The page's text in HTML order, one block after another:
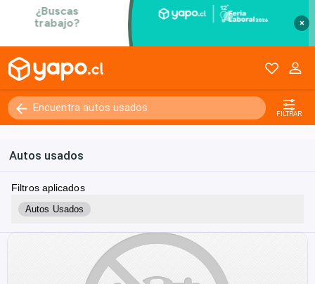
×
FILTRAR
Autos usados
Filtros aplicados
Autos Usados